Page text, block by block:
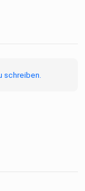
schreiben.